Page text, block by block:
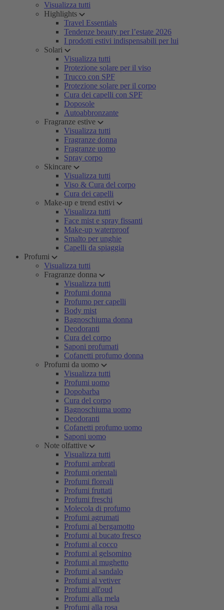
Visualizza tutti
Highlights
Travel Essentials
Tendenze beauty per l’estate 2026
I prodotti estivi indispensabili per lui
Solari
Visualizza tutti
Protezione solare per il viso
Trucco con SPF
Protezione solare per il corpo
Cura dei capelli con SPF
Doposole
Autoabbronzante
Fragranze estive
Visualizza tutti
Fragranze donna
Fragranze uomo
Spray corpo
Skincare
Visualizza tutti
Viso & Cura del corpo
Cura dei capelli
Make-up e trend estivi
Visualizza tutti
Face mist e spray fissanti
Make-up waterproof
Smalto per unghie
Capelli da spiaggia
Profumi
Visualizza tutti
Fragranze donna
Visualizza tutti
Profumi donna
Profumo per capelli
Body mist
Bagnoschiuma donna
Deodoranti
Cura del corpo
Saponi profumati
Cofanetti profumo donna
Profumi da uomo
Visualizza tutti
Profumi uomo
Dopobarba
Cura del corpo
Bagnoschiuma uomo
Deodoranti
Cofanetti profumo uomo
Saponi uomo
Note olfattive
Visualizza tutti
Profumi ambrati
Profumi orientali
Profumi floreali
Profumi fruttati
Profumi freschi
Molecola di profumo
Profumi agrumati
Profumi al bergamotto
Profumi al bucato fresco
Profumi al cocco
Profumi al gelsomino
Profumi al mughetto
Profumi al sandalo
Profumi al vetiver
Profumi all'oud
Profumi alla mela
Profumi alla rosa